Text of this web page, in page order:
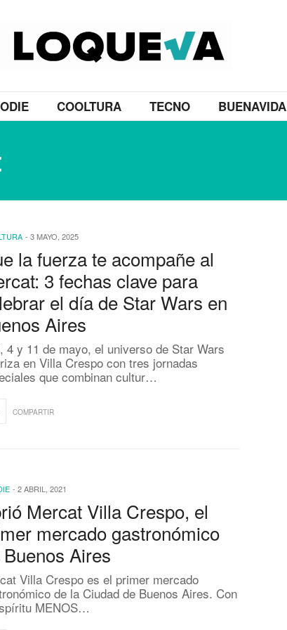
COOLTURA TECNO BUENAVIDA
- 3 MAYO, 2025
la fuerza te acompañe al
3 fechas clave para
el día de Star Wars en
Aires
4 y 11 de mayo, el universo de Star Wars
en Villa Crespo con tres jornadas
que combinan cultur…
COMPARTIR
- 2 ABRIL, 2021
Mercat Villa Crespo, el
mercado gastronómico
Aires
Villa Crespo es el primer mercado
de la Ciudad de Buenos Aires. Con
MENOS…